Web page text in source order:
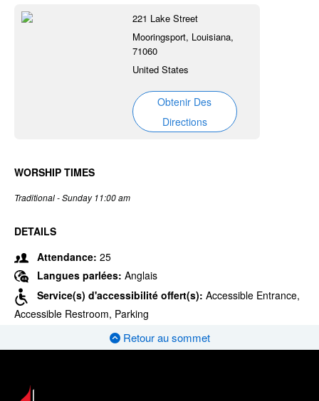
221 Lake Street
Mooringsport, Louisiana,
71060
United States
Obtenir Des
Directions
WORSHIP TIMES
Traditional - Sunday 11:00 am
DETAILS
Attendance: 25
Langues parlées: Anglais
Service(s) d'accessibilité offert(s): Accessible Entrance,
Accessible Restroom, Parking
Retour au sommet